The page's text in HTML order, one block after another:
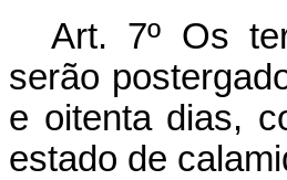
Art. 7º Os
serão
e oitenta dias,
estado de